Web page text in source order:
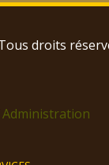
droits
Administration